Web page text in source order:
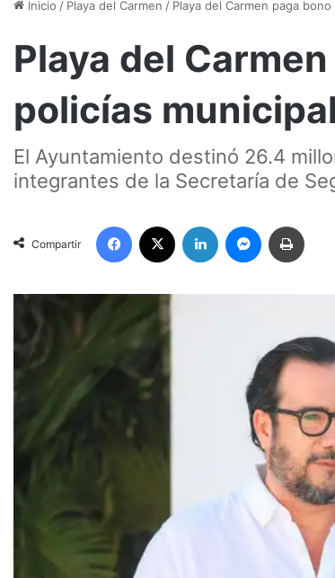
Inicio / Playa del Carmen / Playa del Carmen paga
Playa del
policías
El Ayuntamiento destinó 26.4
integrantes de la Secretaría de
Compartir
Facebook LinkedIn Messenger